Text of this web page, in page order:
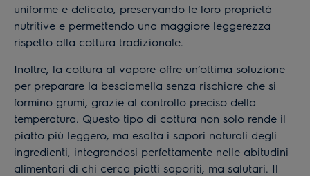
uniforme e delicato, preservando le loro proprietà
nutritive e permettendo una maggiore leggerezza
rispetto alla cottura tradizionale.
Inoltre, la cottura al vapore offre un’ottima soluzione
per preparare la besciamella senza rischiare che si
formino grumi, grazie al controllo preciso della
temperatura. Questo tipo di cottura non solo rende il
piatto più leggero, ma esalta i sapori naturali degli
ingredienti, integrandosi perfettamente nelle abitudini
alimentari di chi cerca piatti saporiti, ma salutari. Il